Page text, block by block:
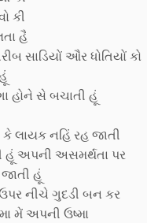
કી
હૈ
સાડિયોં ઔર ધોતિયોં કો
હોને સે બચાતી હૂં
લાયક નહિં રહ જાતી
હૂં અપની અસમર્થતા પર
હૂં
ઉપર નીચે ગુદડી બન કર
મેં અપની ઉષ્મા